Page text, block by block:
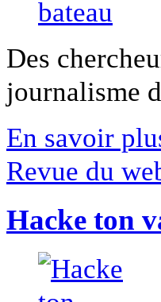
Des
journalisme
En savoir
Revue du
Hacke ton